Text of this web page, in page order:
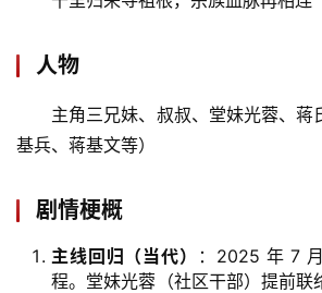
人物
主角三兄妹、叔叔、堂妹光蓉、蒋
基兵、蒋基文等）
剧情梗概
主线回归（当代）
：2025 年 7
程。堂妹光蓉（社区干部）提前联